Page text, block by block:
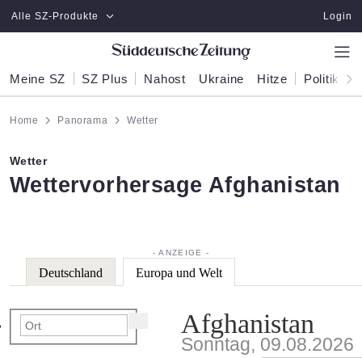
Zum Hauptinhalt springen
Alle SZ-Produkte Login
Meine SZ SZ Plus Nahost Ukraine Hitze Politik
Home Panorama Wetter
Wetter
:
Wettervorhersage Afghanistan
Deutschland Europa und Welt
Afghanistan
Sonntag, 09.08.2026